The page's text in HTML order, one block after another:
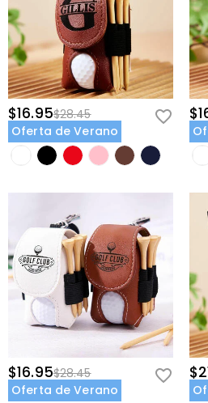
$16.95$28.45
Oferta de Verano
$16.95$28.45
Oferta de Verano